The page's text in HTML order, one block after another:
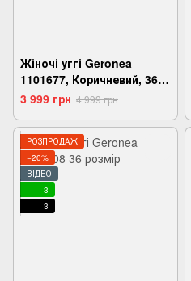
Жіночі уггі Geronea
1101677, Коричневий, 36,
2999860791778
3 999 грн 4 999 грн
РОЗПРОДАЖ
−20%
ВІДЕО
3
3